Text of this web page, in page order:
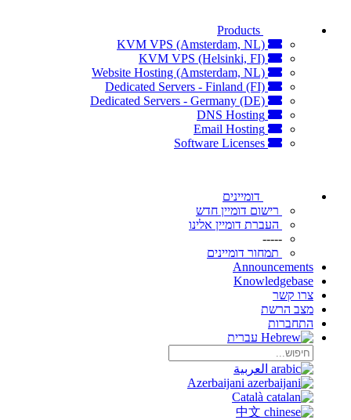
Products
דומיינים
רישום דומיין חדש
העברת דומיין אלינו
-----
תמחור דומיינים
Announcements
Knowledgebase
צרו קשר
מצב הרשת
התחברות
עברית
العربية
Azerbaijani
Català
中文